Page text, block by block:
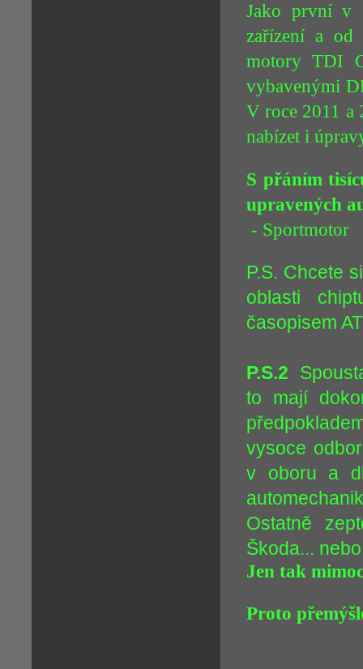
Jako první v
zařízení a od
motory TDI
vybavenými
V roce 2011 a
nabízet i
S přáním
upravených
- Sportmotor
P.S. Chcete
oblasti
časopisem
P.S.2
to mají
vysoce
v oboru a
Ostatně
Škoda...
Jen tak
Proto